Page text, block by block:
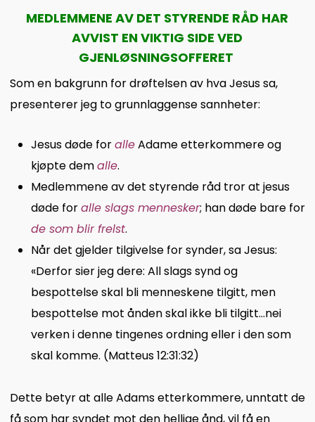
MEDLEMMENE AV DET STYRENDE RÅD HAR
AVVIST EN VIKTIG SIDE VED
GJENLØSNINGSOFFERET
Som en bakgrunn for drøftelsen av hva Jesus sa,
presenterer jeg to grunnlaggense sannheter:
Jesus døde foralleAdame etterkommere og
kjøpte demalle.
Medlemmene av det styrende råd tror at jesus
døde foralle slags mennesker; han døde bare for
de som blir frelst.
Når det gjelder tilgivelse for synder, sa Jesus:
«Derfor sier jeg dere: All slags synd og
bespottelse skal bli menneskene tilgitt, men
bespottelse mot ånden skal ikke bli tilgitt…nei
verken i denne tingenes ordning eller i den som
skal komme. (Matteus 12:31:32)
Dette betyr at alle Adams etterkommere, unntatt de
få som har syndet mot den hellige ånd, vil få en